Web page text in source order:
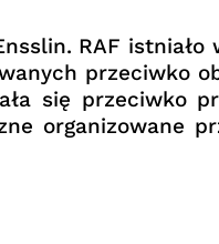
RAF istniało
przeciwko
się przeciwko
organizowane